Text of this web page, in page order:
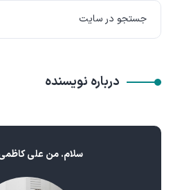
درباره نویسنده
سلام. من علی